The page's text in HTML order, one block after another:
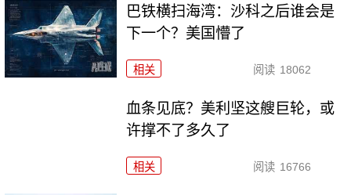
巴铁横扫海湾：沙科之后谁会是
下一个？美国懵了
相关 阅读 18062
血条见底？美利坚这艘巨轮，或
许撑不了多久了
相关 阅读 16766